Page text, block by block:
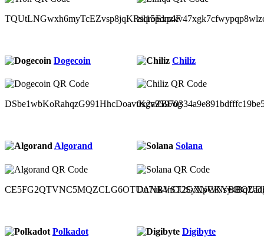
TQUtLNGwxh6myTcEZvsp8jqKRsqroExp4F
Dogecoin
DSbe1wbKoRahqzG991HhcDoavtKgvZBFog
Chiliz
Algorand Solana
Polkadot Digibyte